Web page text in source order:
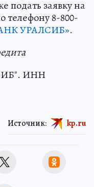
подать заявку на
телефону 8-800-
УРАЛСИБ».
ИНН
Источник: kp.ru